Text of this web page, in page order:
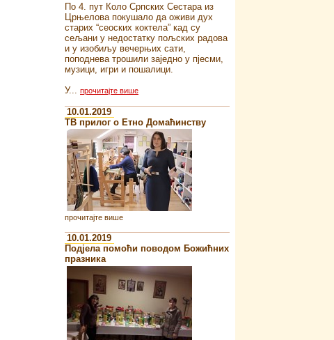
По 4. пут Коло Српских Сестара из
Црњелова покушало да оживи дух
старих “сеоских коктела” кад су
сељани у недостатку пољских радова
и у изобиљу вечерњих сати,
поподнева трошили заједно у пјесми,
музици, игри и пошалици.
У...
прочитајте више
10.01.2019
ТВ прилог о Етно Домаћинству
прочитајте више
10.01.2019
Подјела помоћи поводом Божићних
празника